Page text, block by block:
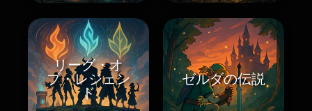
リーグ・オ
ブ・レジェン
ド
ゼルダの伝説